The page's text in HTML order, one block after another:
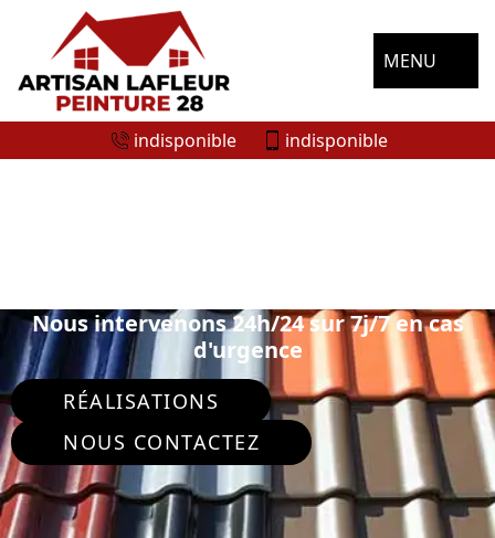
MENU
indisponible indisponible
Nous intervenons 24h/24 sur 7j/7 en cas
d'urgence
RÉALISATIONS
NOUS CONTACTEZ